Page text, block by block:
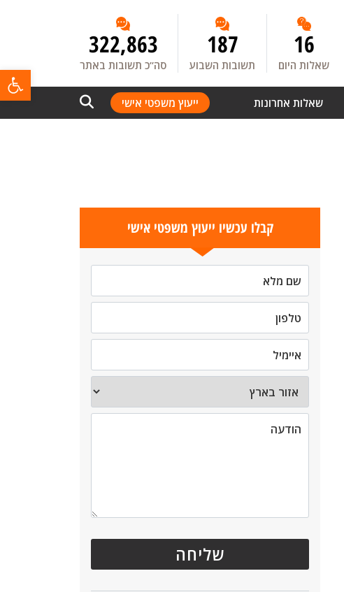
16
שאלות היום
187
תשובות השבוע
322,863
סה”כ תשובות באתר
שאלות אחרונות ייעוץ משפטי אישי
קבלו עכשיו ייעוץ משפטי אישי